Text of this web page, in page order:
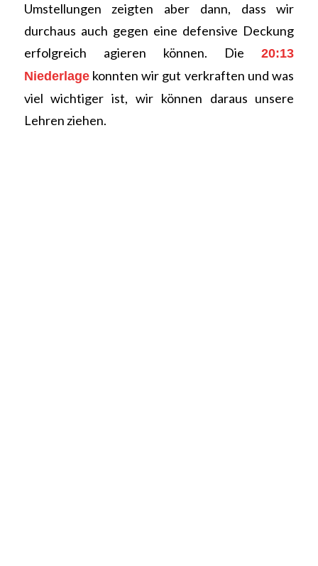
Umstellungen zeigten aber dann, dass wir
durchaus auch gegen eine defensive Deckung
erfolgreich agieren können. Die20:13
Niederlagekonnten wir gut verkraften und was
viel wichtiger ist, wir können daraus unsere
Lehren ziehen.